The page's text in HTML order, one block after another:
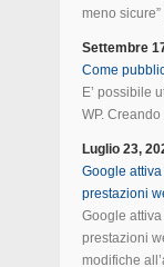
meno sicure”
Settembre
Come
E’ possibile
WP.
Luglio 23,
Google
prestazioni
Google
prestazioni
modifiche